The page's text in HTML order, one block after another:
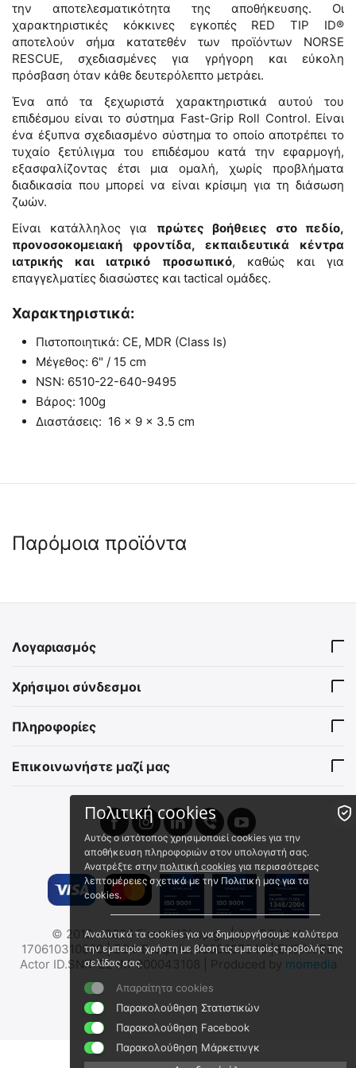
την αποτελεσματικότητα της αποθήκευσης. Οι
χαρακτηριστικές κόκκινες εγκοπές RED TIP ID®
αποτελούν σήμα κατατεθέν των προϊόντων NORSE
RESCUE, σχεδιασμένες για γρήγορη και εύκολη
πρόσβαση όταν κάθε δευτερόλεπτο μετράει.
Ένα από τα ξεχωριστά χαρακτηριστικά αυτού του
επιδέσμου είναι το σύστημα Fast-Grip Roll Control. Είναι
ένα έξυπνα σχεδιασμένο σύστημα το οποίο αποτρέπει το
τυχαίο ξετύλιγμα του επιδέσμου κατά την εφαρμογή,
εξασφαλίζοντας έτσι μια ομαλή, χωρίς προβλήματα
διαδικασία που μπορεί να είναι κρίσιμη για τη διάσωση
ζωών.
Είναι κατάλληλος για πρώτες βοήθειες στο πεδίο,
προνοσοκομειακή φροντίδα, εκπαιδευτικά κέντρα
ιατρικής και ιατρικό προσωπικό, καθώς και για
επαγγελματίες διασώστες και tactical ομάδες.
Χαρακτηριστικά:
Πιστοποιητικά: CE, MDR (Class Is)
Μέγεθος: 6" / 15 cm
NSN: 6510-22-640-9495
Βάρος: 100g
Διαστάσεις: 16 × 9 × 3.5 cm
Παρόμοια προϊόντα
Rhino Rescue Compressed
Gauze Αιμοστατική Γάζα
Αποστειρωμένη
Άμεσα διαθέσιμο
€3.73
Πιεστικός Επίδεσμος για
Αιμορραγίες Israeli
Emergency Bandage 4"
FCP-01 || 10cm
PM/FCP-01-4
Άμεσα διαθέσιμο
Αποστολή εντός 24 ωρών
(χωρίς ΦΠΑ)
Rhino Rescue Πιεστικός
Επίδεσμος για Αιμορραγίες
Emergency Bandage 4" ||
10cm (Τύπου Israeli)
2022802
Άμεσα διαθέσιμο
Αποστολή εντός 24 ωρών
€ 6.90
€ 6.11(χωρίς ΦΠΑ)
Λογαριασμός
Χρήσιμοι σύνδεσμοι
Πληροφορίες
Επικοινωνήστε μαζί μας
© 2012 - 2026 FirstAidShop.gr. | Αρ. Γ.Ε.Μ.Η:
170610310000 | ΕΟΦ Εταιρεία: 1000007048 | EUDAMED
Actor ID.SNR: EL-IM-000043108 | Produced by momedia
Πολιτική cookies
Αυτός ο ιστότοπος χρησιμοποιεί cookies για την
αποθήκευση πληροφοριών στον υπολογιστή σας.
Ανατρέξτε στην πολιτική cookiesγια περισσότερες
λεπτομέρειες σχετικά με την Πολιτική μας για τα
cookies.
Αναλυτικά τα cookies για να δημιουργήσουμε καλύτερα
την εμπειρία χρήστη με βάση τις εμπειρίες προβολής της
σελίδας σας.
Απαραίτητα cookies
Παρακολούθηση Στατιστικών
Παρακολούθηση Facebook
Παρακολούθηση Μάρκετινγκ